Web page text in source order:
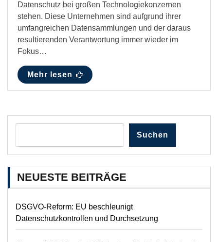
Datenschutz bei großen Technologiekonzernen
stehen. Diese Unternehmen sind aufgrund ihrer
umfangreichen Datensammlungen und der daraus
resultierenden Verantwortung immer wieder im
Fokus…
Mehr lesen
Suchen
NEUESTE BEITRÄGE
DSGVO-Reform: EU beschleunigt
Datenschutzkontrollen und Durchsetzung